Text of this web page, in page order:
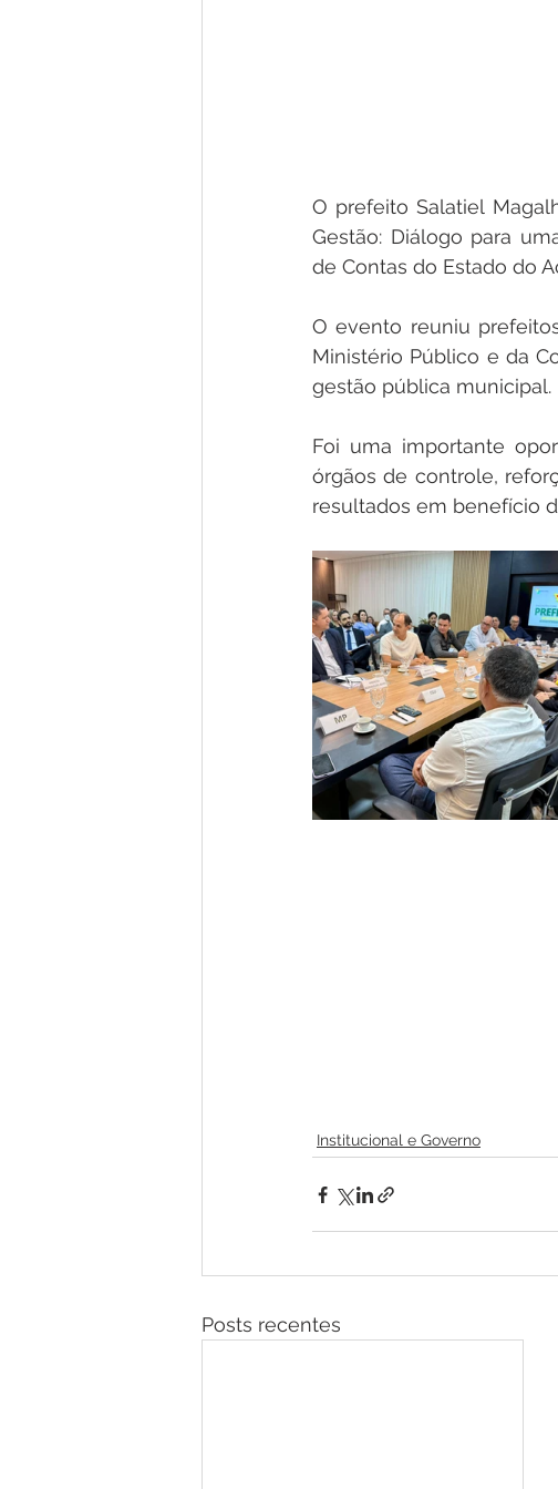
O prefeito Salatiel
Gestão: Diálogo para
de Contas do Estado do
O evento reuniu
Ministério Público e da
gestão pública municipal.
Foi uma importante
órgãos de controle,
resultados em benefício
Institucional e Governo
Posts recentes